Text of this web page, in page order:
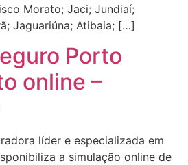
Morato; Jaci; Jundiaí;
Jaguariúna; Atibaia; […]
Porto
online –
líder e especializada em
a simulação online de